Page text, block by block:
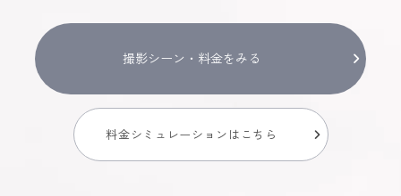
撮影シーン・料金をみる
料金シミュレーションはこちら